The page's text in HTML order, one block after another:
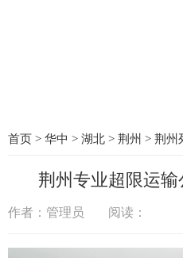
首页 > 华中 > 湖北 > 荆州 > 荆州
荆州专业超限运
作者：管理员 阅读：